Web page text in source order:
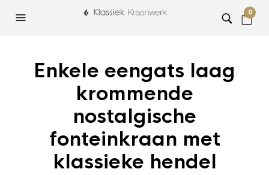
0
Enkele eengats laag
krommende
nostalgische
fonteinkraan met
klassieke hendel